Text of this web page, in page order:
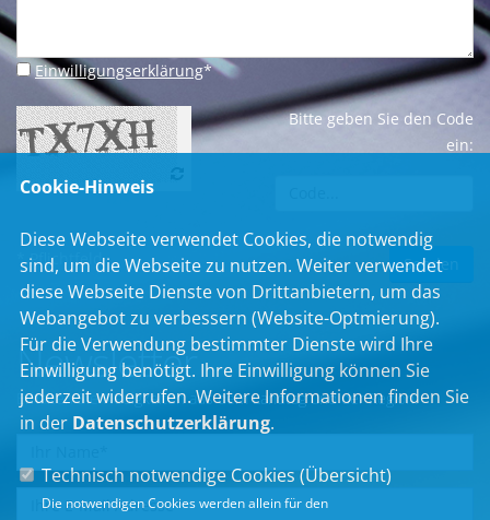
Einwilligungserklärung*
Bitte geben Sie den Code
ein:
* Pflichtfeld
Newsletter
Erhalten Sie Neuigkeiten aus dem Landtag und der Region.
Cookie-Hinweis
Diese Webseite verwendet Cookies, die notwendig
sind, um die Webseite zu nutzen. Weiter verwendet
diese Webseite Dienste von Drittanbietern, um das
Webangebot zu verbessern (Website-Optmierung).
Für die Verwendung bestimmter Dienste wird Ihre
Einwilligung benötigt. Ihre Einwilligung können Sie
jederzeit widerrufen. Weitere Informationen finden Sie
in der Datenschutzerklärung.
Technisch notwendige Cookies (Übersicht)
Die notwendigen Cookies werden allein für den